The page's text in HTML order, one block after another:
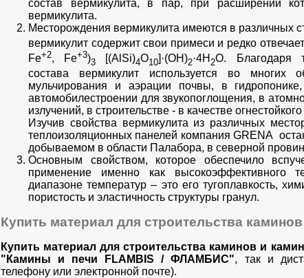
состав вермикулита, в пар, при расширении
вермикулита.
Месторождения вермикулита имеются в различных
вермикулит содержит свои примеси и редко
Fe+2, Fe+3)3 [(AlSi)4O10]·(OH)2·4H 2O. Благодаря
состава вермикулит используется во многих
мульчирования и аэрации почвы, в
автомобилестроении для звукопоглощения, в
излучений, в строительстве - в качестве
Изучив свойства вермикулита из различных
теплоизоляционных панелей компания GRENA
добываемом в области Палабора, в северной
Основным свойством, которое обеспечило
применение именно как высокоэффективного
диапазоне температур – это его тугоплавкость,
пористость и эластичность структуры гранул.
Купить материал для строительства
Купить материал для строительства каминов и
"Камины и печи FLAMBIS / ФЛАМБИС", так и
телефону или электронной почте).